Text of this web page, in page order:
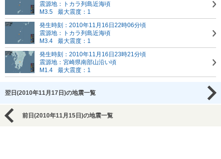
震源地：トカラ列島近海頃
M3.5
最大震度：1
発生時刻：2010年11月16日22時06分頃
震源地：トカラ列島近海頃
M3.4
最大震度：1
発生時刻：2010年11月16日23時21分頃
震源地：宮崎県南部山沿い頃
M1.4
最大震度：1
翌日(2010年11月17日)の地震一覧
前日(2010年11月15日)の地震一覧